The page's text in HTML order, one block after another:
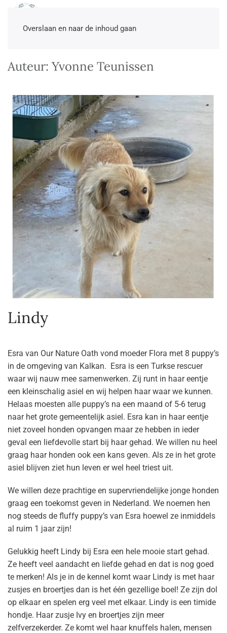
Overslaan en naar de inhoud gaan
Auteur: Yvonne Teunissen
Lindy
Esra van Our Nature Oath vond moeder Flora met 8 puppy’s
in de omgeving van Kalkan. Esra is een Turkse rescuer
waar wij nauw mee samenwerken. Zij runt in haar eentje
een kleinschalig asiel en wij helpen haar waar we kunnen.
Helaas moesten alle puppy’s na een maand of 5-6 terug
naar het grote gemeentelijk asiel. Esra kan in haar eentje
niet zoveel honden opvangen maar ze hebben in ieder
geval een liefdevolle start bij haar gehad. We willen nu heel
graag haar honden ook een kans geven. Als ze in het grote
asiel blijven ziet hun leven er wel heel triest uit.
We willen deze prachtige en supervriendelijke jonge honden
graag een toekomst geven in Nederland. We noemen hen
nog steeds de fluffy puppy’s van Esra hoewel ze inmiddels
al ruim 1 jaar zijn!
Gelukkig heeft Lindy bij Esra een hele mooie start gehad.
Ze heeft veel aandacht en liefde gehad en dat is nog goed
te merken! Als je in de kennel komt waar Lindy is met haar
zusjes en broertjes dan is het één gezellige boel! Ze zijn dol
op elkaar en spelen erg veel met elkaar. Lindy is een timide
hondje. Haar zusje Ivy en broertjes zijn meer
zelfverzekerder. Ze komt wel haar knuffels halen, mensen